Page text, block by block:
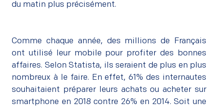
du matin plus précisément.
Comme chaque année, des millions de Français
ont utilisé leur mobile pour profiter des bonnes
affaires. Selon Statista, ils seraient de plus en plus
nombreux à le faire. En effet, 61% des internautes
souhaitaient préparer leurs achats ou acheter sur
smartphone en 2018 contre 26% en 2014. Soit une